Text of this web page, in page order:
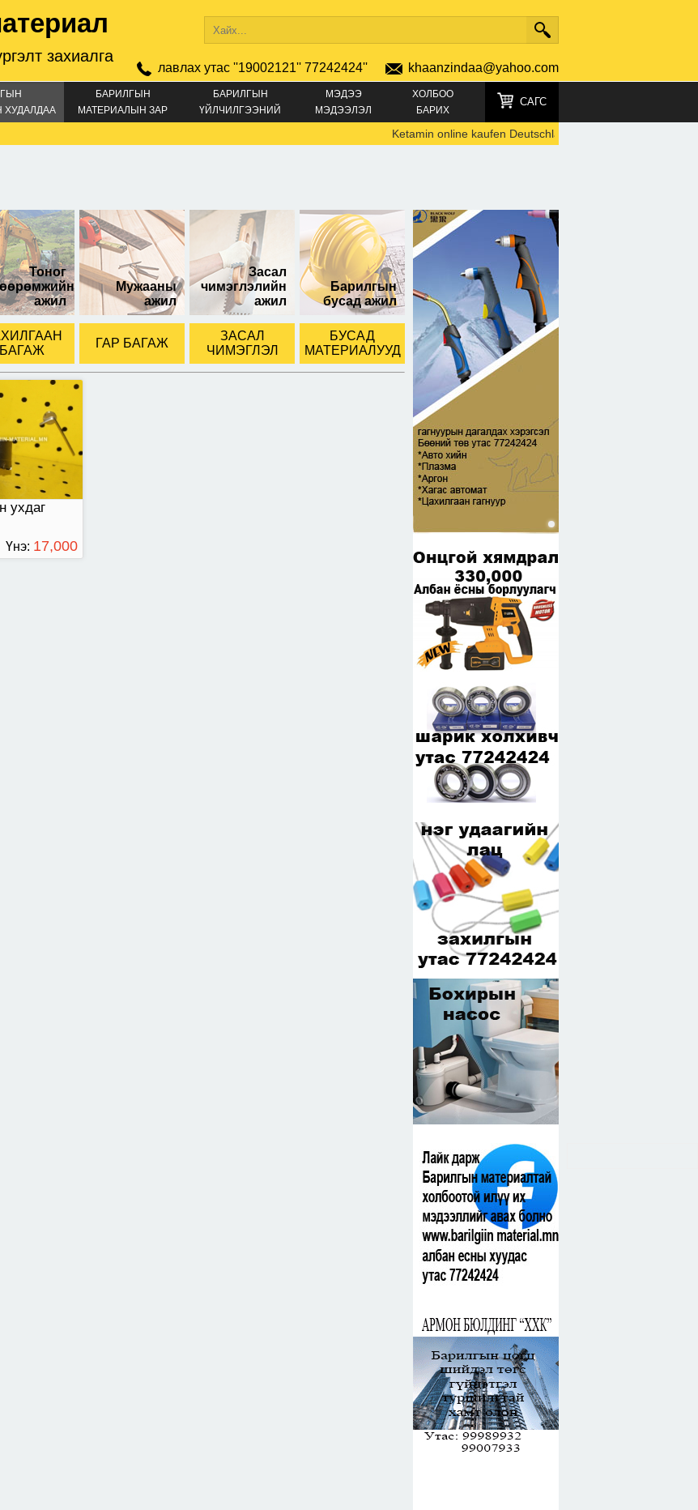
захиалга
лавлах утас ''19002121'' 77242424'' khaanzindaa@yahoo.com
ХУДАЛДАА
БАРИЛГЫН
МАТЕРИАЛЫН ЗАР
БАРИЛГЫН
ҮЙЛЧИЛГЭЭНИЙ
МЭДЭЭ
МЭДЭЭЛЭЛ
ХОЛБОО
БАРИХ
САГС
Ketamin online kaufen Deutschland TELEGRAMM
Тоног
ажил
Мужааны
ажил
Засал
чимэглэлийн
ажил
Барилгын
бусад ажил
БАГАЖ
ГАР БАГАЖ
ЗАСАЛ
ЧИМЭГЛЭЛ
БУСАД
МАТЕРИАЛУУД
ухдаг
Үнэ: 17,000